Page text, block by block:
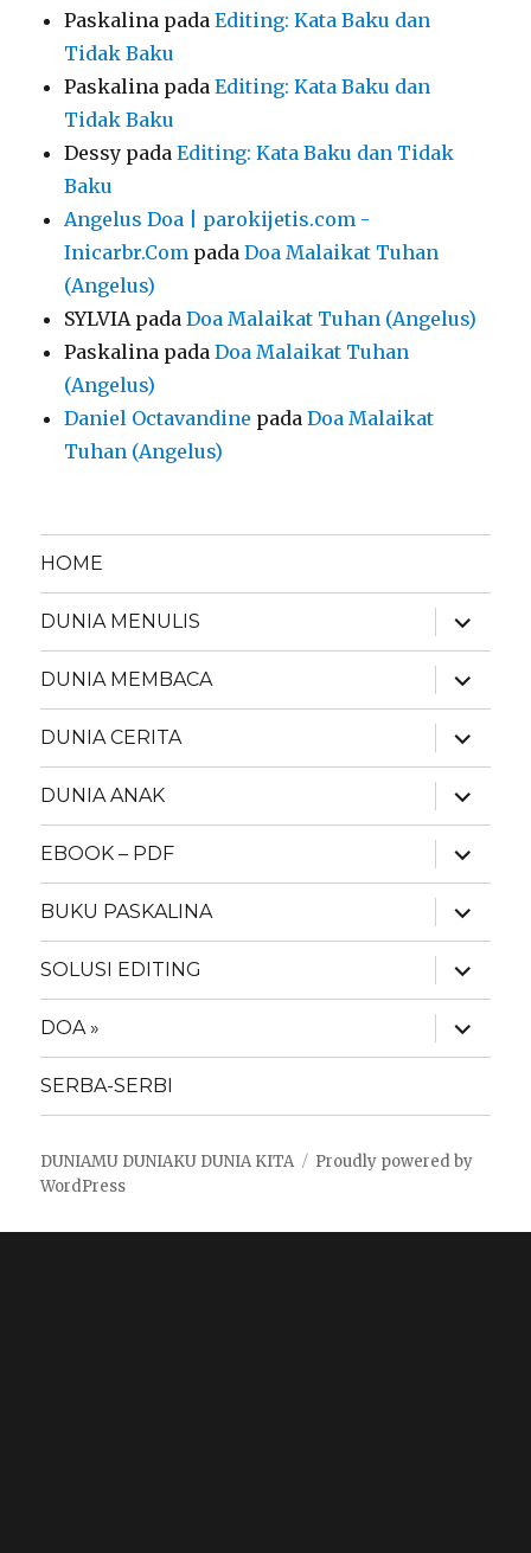
Paskalina padaEditing: Kata Baku dan
Tidak Baku
Paskalina padaEditing: Kata Baku dan
Tidak Baku
Dessy padaEditing: Kata Baku dan Tidak
Baku
Angelus Doa | parokijetis.com -
Inicarbr.Com padaDoa Malaikat Tuhan
(Angelus)
SYLVIA padaDoa Malaikat Tuhan (Angelus)
Paskalina padaDoa Malaikat Tuhan
(Angelus)
Daniel Octavandine padaDoa Malaikat
Tuhan (Angelus)
HOME
DUNIA MENULIS
expand
child
menu
DUNIA MEMBACA
expand
child
menu
DUNIA CERITA
expand
child
menu
DUNIA ANAK
expand
child
menu
EBOOK – PDF
expand
child
menu
BUKU PASKALINA
expand
child
menu
SOLUSI EDITING
expand
child
menu
DOA »
expand
child
menu
SERBA-SERBI
DUNIAMU DUNIAKU DUNIA KITA
Proudly powered by
WordPress